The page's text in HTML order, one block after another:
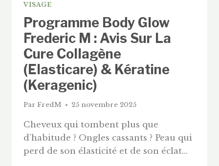
VISAGE
Programme Body Glow
Frederic M : Avis Sur La
Cure Collagène
(Elasticare) & Kératine
(Keragenic)
Par FredM 25 novembre 2025
Cheveux qui tombent plus que
d’habitude ? Ongles cassants ? Peau qui
perd de son élasticité et de son éclat…